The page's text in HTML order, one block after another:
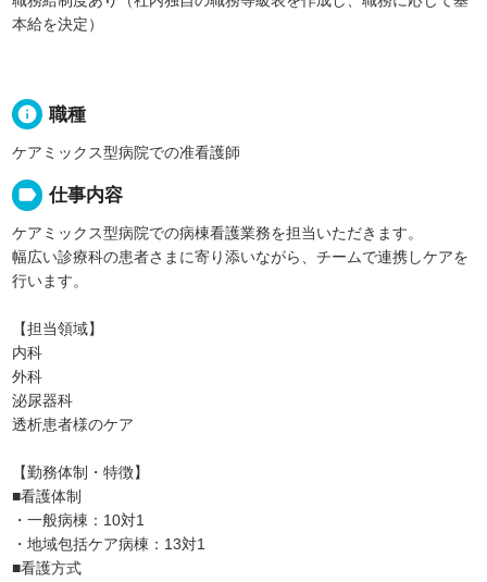
本給を決定）
info 職種
ケアミックス型病院での准看護師
label 仕事内容
ケアミックス型病院での病棟看護業務を担当いただきます。
幅広い診療科の患者さまに寄り添いながら、チームで連携しケアを
行います。
【担当領域】
内科
外科
泌尿器科
透析患者様のケア
【勤務体制・特徴】
■看護体制
・一般病棟：10対1
・地域包括ケア病棟：13対1
■看護方式